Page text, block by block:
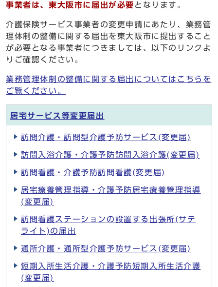
事業者は、東大阪市に届出が必要 となります。
介護保険サービス事業者の変更申請にあたり、業務管
理体制の整備に関する届出を東大阪市に提出すること
が必要となる事業者につきましては、以下のリンクよ
りご確認ください。
業務管理体制の整備に関する届出についてはこちらを
ご覧ください。
居宅サービス等変更届出
訪問介護・訪問型介護予防サービス(変更届)
訪問入浴介護・介護予防訪問入浴介護(変更届)
訪問看護・介護予防訪問看護(変更届)
居宅療養管理指導・介護予防居宅療養管理指導
(変更届)
訪問看護ステーションの設置する出張所(サテ
ライト)の届出
通所介護・通所型介護予防サービス(変更届)
短期入所生活介護・介護予防短期入所生活介護
(変更届)